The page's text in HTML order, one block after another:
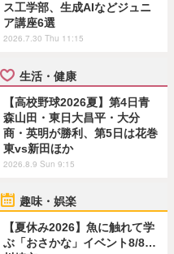
ス工学部、生成AIなどジュニ
ア講座6選
2026.7.30 Thu 11:15
生活・健康
【高校野球2026夏】第4日青
森山田・東日大昌平・大分
商・英明が勝利、第5日は花巻
東vs新田ほか
2026.8.9 Sun 9:15
趣味・娯楽
【夏休み2026】魚に触れて学
ぶ「おさかな」イベント8/8…